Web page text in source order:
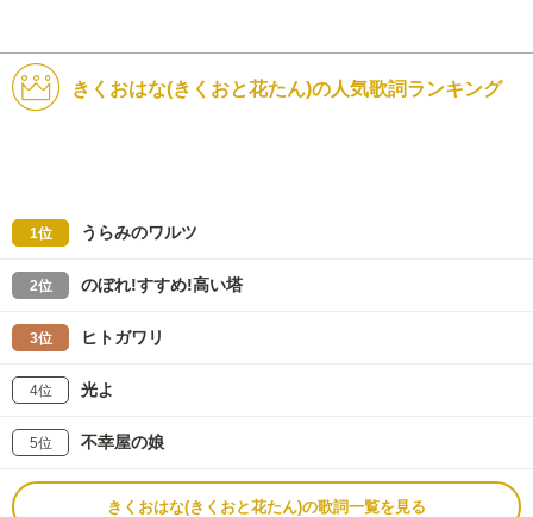
きくおはな(きくおと花たん)の人気歌詞ランキング
1位 うらみのワルツ
2位 のぼれ!すすめ!高い塔
3位 ヒトガワリ
4位 光よ
5位 不幸屋の娘
きくおはな(きくおと花たん)の歌詞一覧を見る